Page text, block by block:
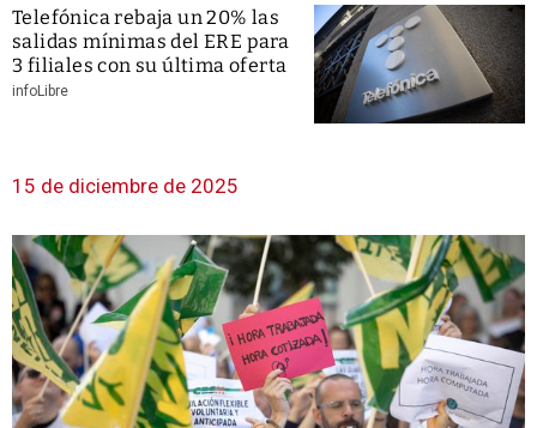
Telefónica rebaja un 20% las
salidas mínimas del ERE para
3 filiales con su última oferta
infoLibre
15 de diciembre de 2025